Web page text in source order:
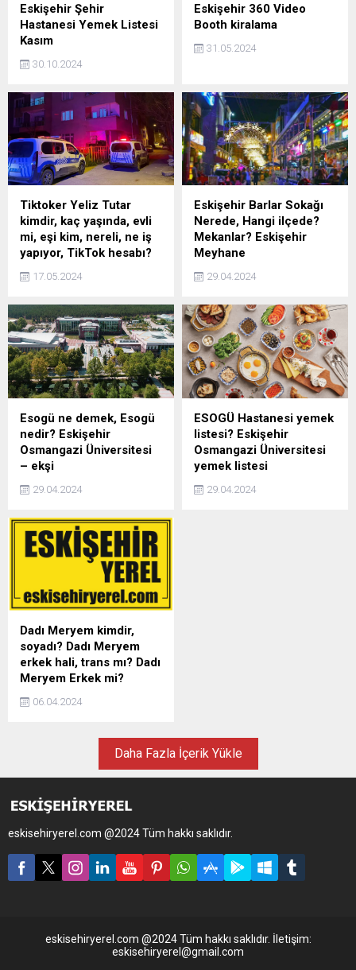
Eskişehir Şehir
Hastanesi Yemek Listesi
Kasım
30.10.2024
Eskişehir 360 Video
Booth kiralama
31.05.2024
Tiktoker Yeliz Tutar
kimdir, kaç yaşında, evli
mi, eşi kim, nereli, ne iş
yapıyor, TikTok hesabı?
17.05.2024
Eskişehir Barlar Sokağı
Nerede, Hangi ilçede?
Mekanlar? Eskişehir
Meyhane
29.04.2024
Esogü ne demek, Esogü
nedir? Eskişehir
Osmangazi Üniversitesi
– ekşi
29.04.2024
ESOGÜ Hastanesi yemek
listesi? Eskişehir
Osmangazi Üniversitesi
yemek listesi
29.04.2024
Dadı Meryem kimdir,
soyadı? Dadı Meryem
erkek hali, trans mı? Dadı
Meryem Erkek mi?
06.04.2024
Daha Fazla İçerik Yükle
eskisehiryerel.com @2024 Tüm hakkı saklıdır.
eskisehiryerel.com @2024 Tüm hakkı saklıdır. İletişim:
eskisehiryerel@gmail.com